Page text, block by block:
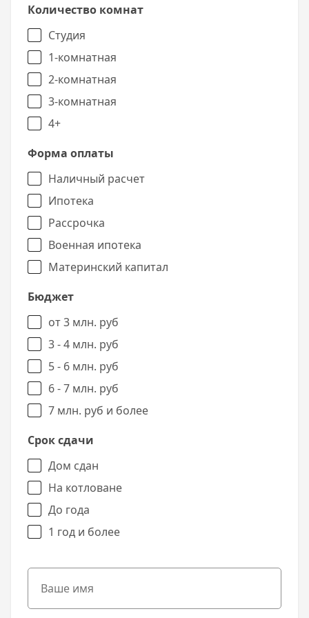
максимально комфортным для жизни
Отделка квартир
В комплексе запроектированы студии
(квартиры свободной планировки типа
«смарт»), одно- и двух- комнатные квартиры.
Во всех квартирах предусмотрены балконы и
лоджии. Всего комплекс насчитывает 1408
квартир, высота потолков составляет 2,75 м.
Квартиры сдаются с качественной
предчистовой отделкой.
Количество комнат
Студия
1-комнатная
2-комнатная
3-комнатная
4+
Форма оплаты
Наличный расчет
Ипотека
Рассрочка
Военная ипотека
Материнский капитал
Бюджет
от 3 млн. руб
3 - 4 млн. руб
5 - 6 млн. руб
6 - 7 млн. руб
7 млн. руб и более
Срок сдачи
Дом сдан
На котловане
До года
1 год и более